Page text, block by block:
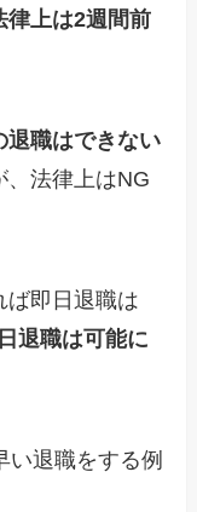
律上は2週間前
退職はできない
、法律上はNG
ば即日退職は
退職は可能に
い退職をする例